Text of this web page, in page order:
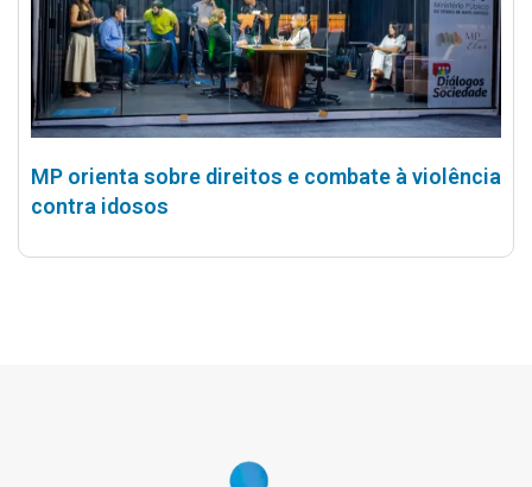
MP orienta sobre direitos e combate à violência
contra idosos